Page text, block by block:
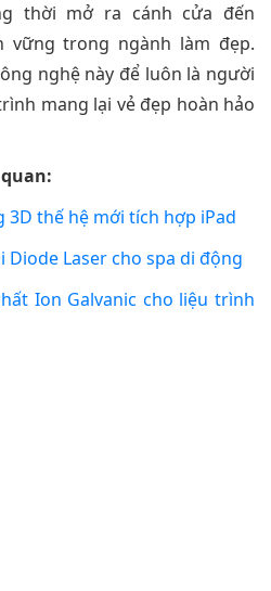
thời mở ra cánh cửa đến
vững trong ngành làm đẹp.
nghệ này để luôn là người
mang lại vẻ đẹp hoàn hảo
3D thế hệ mới tích hợp iPad
Laser cho spa di động
Ion Galvanic cho liệu trình